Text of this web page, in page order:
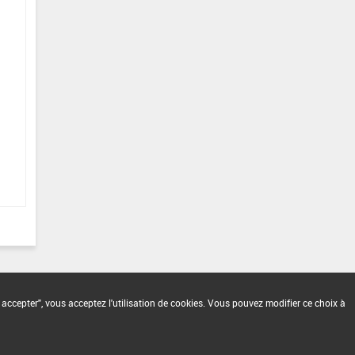
vous acceptez l'utilisation de cookies. Vous pouvez modifier ce choix à